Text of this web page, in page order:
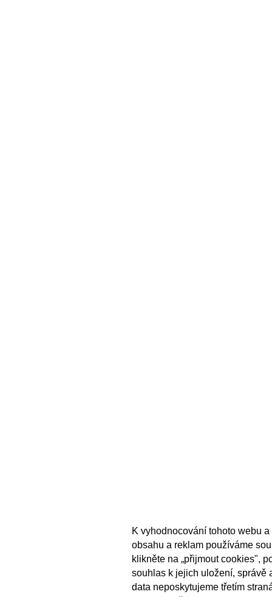
K vyhodnocování tohoto webu
obsahu a reklam používáme
klikněte na „přijmout cookies",
souhlas k jejich uložení, správě
data neposkytujeme třetím